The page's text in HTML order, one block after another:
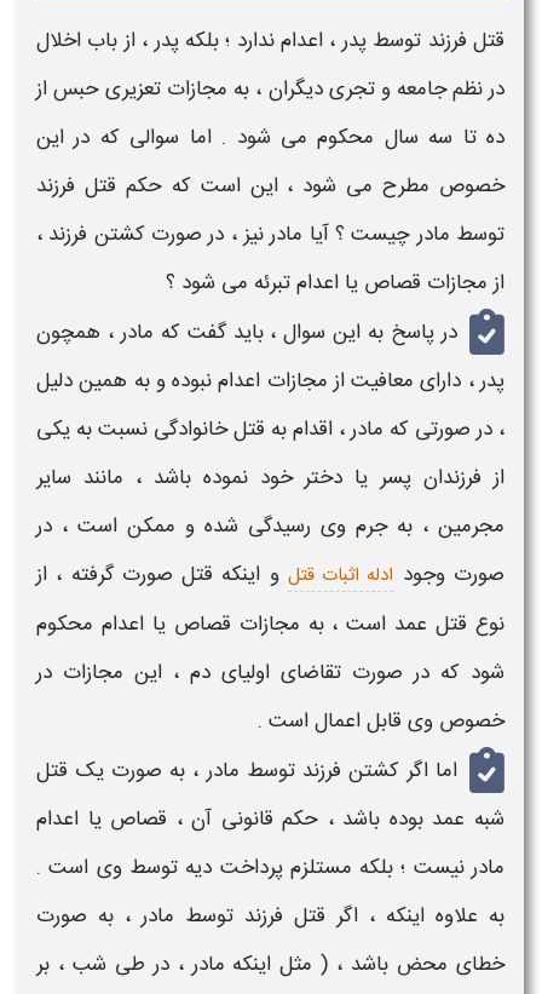
قتل فرزند توسط پدر ، اعدام ندارد ؛ بلکه پدر ، از باب اخلال
در نظم جامعه و تجری دیگران ، به مجازات تعزیریحبس از
ده تا سه سال محکوم می شود . اما سوالی که در این
خصوص مطرح می شود ، این است کهحکم قتل فرزند
توسط مادر چیست؟ آیا مادر نیز ، در صورت کشتن فرزند ،
از مجازات قصاص یا اعدام تبرئه می شود ؟
در پاسخ به این سوال ، باید گفت که مادر، همچون
پدر، دارای معافیت از مجازات اعدام نبوده و به همین دلیل
، در صورتی که مادر، اقدام به قتل خانوادگی نسبت به یکی
از فرزندان پسر یا دختر خود نموده باشد ، مانند سایر
مجرمین ، بهجرم وی رسیدگی شده و ممکن است ، در
صورت وجود ادله اثبات قتل و اینکه قتل صورت گرفته ، از
نوع قتل عمد است ، به مجازات قصاص یا اعدام محکوم
شود که در صورت تقاضای اولیای دم ، این مجازات در
خصوص وی قابل اعمال است .
اما اگر کشتن فرزند توسط مادر ، به صورت یک قتل
شبه عمد بوده باشد ، حکم قانونی آن ، قصاص یا اعدام
مادر نیست ؛ بلکه مستلزم پرداخت دیه توسط وی است .
به علاوه اینکه ، اگر قتل فرزند توسط مادر ، به صورت
خطای محض باشد ، ( مثل اینکه مادر، در طی شب ، بر